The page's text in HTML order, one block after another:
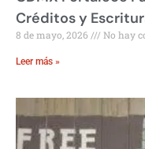
Créditos y
8 de mayo, 2026 No hay
Leer más »